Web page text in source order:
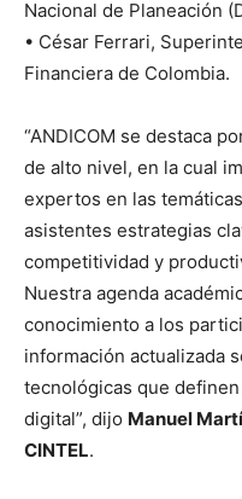
Nacional de Planeación
• César Ferrari,
Financiera de Colombia.
“ANDICOM se destaca
de alto nivel, en la cual
expertos en las
asistentes estrategias
competitividad y
Nuestra agenda
conocimiento a los
información actualizada
tecnológicas que
digital”, dijo Manuel
CINTEL.